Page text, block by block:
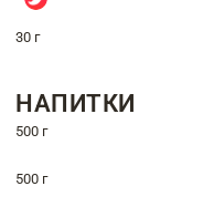
30 г
НАПИТКИ
500 г
500 г